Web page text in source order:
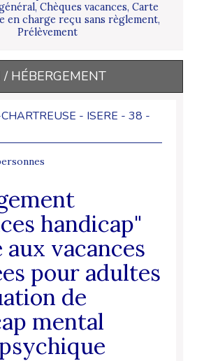
Chèques vacances, Carte
en charge reçu sans règlement,
Prélèvement
HÉBERGEMENT
- ISERE - 38 -
handicap"
aux vacances
pour adultes
de
mental